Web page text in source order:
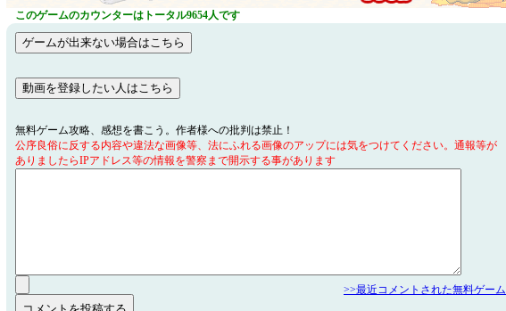
このゲームのカウンターはトータル9654人です
無料ゲーム攻略、感想を書こう。作者様への批判は禁止！
公序良俗に反する内容や違法な画像等、法にふれる画像のアップには気をつけてください。通報等が
ありましたらIPアドレス等の情報を警察まで開示する事があります
>>最近コメントされた無料ゲーム